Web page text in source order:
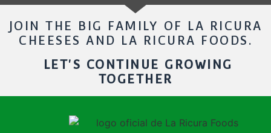
JOIN THE BIG FAMILY OF LA RICURA
CHEESES AND LA RICURA FOODS.
LET'S CONTINUE GROWING
TOGETHER